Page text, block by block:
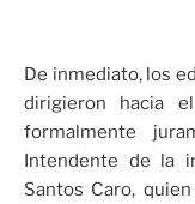
De inmediato, los
dirigieron hacia
formalmente
Intendente de la
Santos Caro,